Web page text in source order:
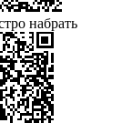
набрать